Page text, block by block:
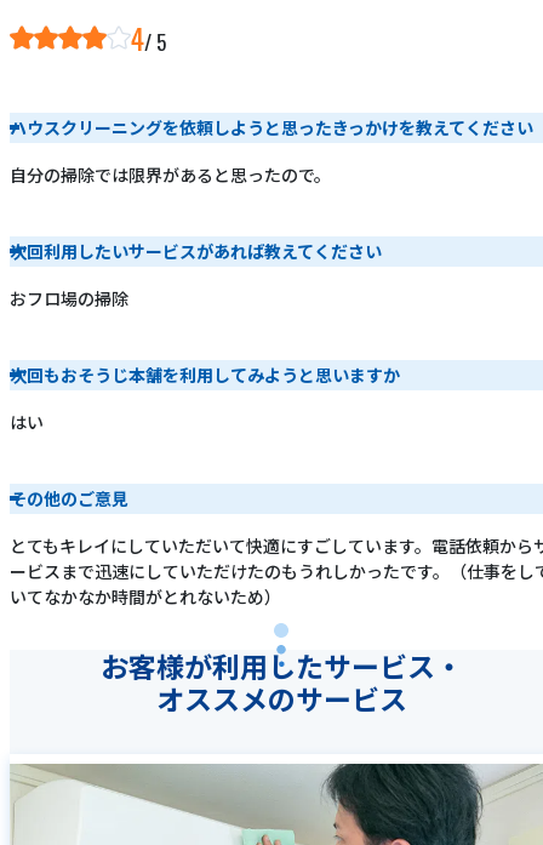
4
ハウスクリーニングを依頼しようと思ったきっかけを教えてください
自分の掃除では限界があると思ったので。
次回利用したいサービスがあれば教えてください
おフロ場の掃除
次回もおそうじ本舗を利用してみようと思いますか
はい
その他のご意見
とてもキレイにしていただいて快適にすごしています。電話依頼から
ービスまで迅速にしていただけたのもうれしかったです。（仕事をし
いてなかなか時間がとれないため）
お客様が利用したサービス・
オススメのサービス